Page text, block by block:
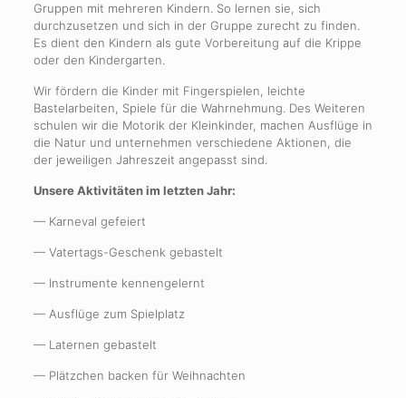
Gruppen mit mehreren Kindern. So lernen sie, sich
durchzusetzen und sich in der Gruppe zurecht zu finden.
Es dient den Kindern als gute Vorbereitung auf die Krippe
oder den Kindergarten.
Wir fördern die Kinder mit Fingerspielen, leichte
Bastelarbeiten, Spiele für die Wahrnehmung. Des Weiteren
schulen wir die Motorik der Kleinkinder, machen Ausflüge in
die Natur und unternehmen verschiedene Aktionen, die
der jeweiligen Jahreszeit angepasst sind.
Unsere Aktivitäten im letzten Jahr:
— Karneval gefeiert
— Vatertags-Geschenk gebastelt
— Instrumente kennengelernt
— Ausflüge zum Spielplatz
— Laternen gebastelt
— Plätzchen backen für Weihnachten